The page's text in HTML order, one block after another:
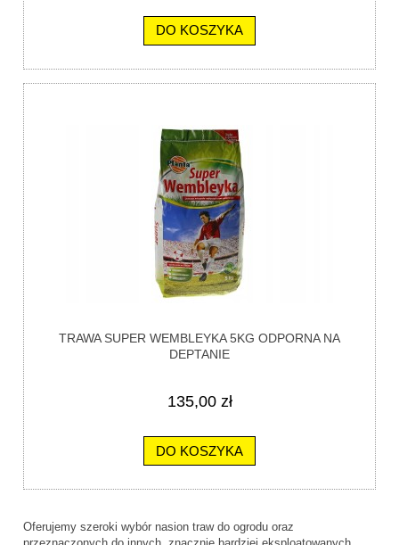
DO KOSZYKA
TRAWA SUPER WEMBLEYKA 5KG ODPORNA NA
DEPTANIE
135,00 zł
DO KOSZYKA
Oferujemy szeroki wybór nasion traw do ogrodu oraz